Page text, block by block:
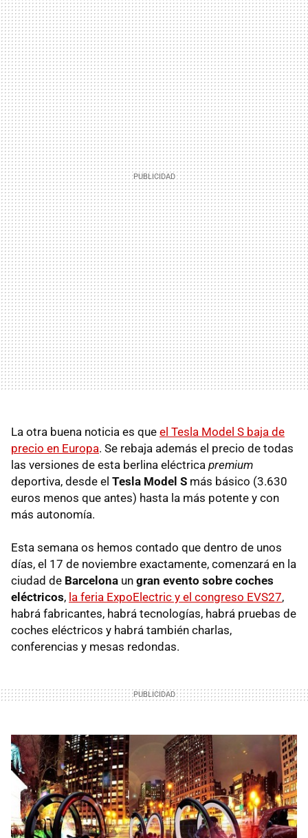
La otra buena noticia es que el Tesla Model S baja de
precio en Europa. Se rebaja además el precio de todas
las versiones de esta berlina eléctrica premium
deportiva, desde el Tesla Model S más básico (3.630
euros menos que antes) hasta la más potente y con
más autonomía.
Esta semana os hemos contado que dentro de unos
días, el 17 de noviembre exactamente, comenzará en la
ciudad de Barcelona un gran evento sobre coches
eléctricos, la feria ExpoElectric y el congreso EVS27,
habrá fabricantes, habrá tecnologías, habrá pruebas de
coches eléctricos y habrá también charlas,
conferencias y mesas redondas.